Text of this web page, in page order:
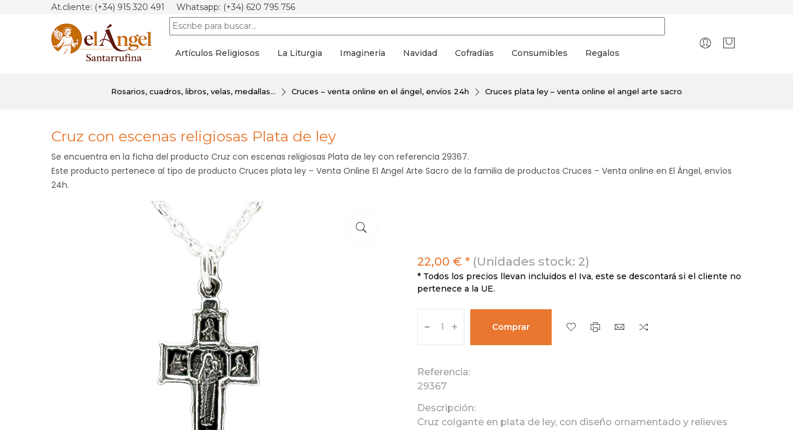
At.cliente: (+34) 915 320 491 Whatsapp: (+34) 620 795 756
Artículos Religiosos La Liturgia Imaginería Navidad Cofradías Consumibles Regalos
Rosarios, cuadros, libros, velas, medallas... Cruces – venta online en el ángel, envíos 24h Cruces plata ley – venta online el angel arte sacro
Cruz con escenas religiosas Plata de ley
Se encuentra en la ficha del producto Cruz con escenas religiosas Plata de ley con referencia 29367.
Este producto pertenece al tipo de producto Cruces plata ley – Venta Online El Angel Arte Sacro de la familia de productos Cruces – Venta online en El Ángel, envíos
24h.
22,00 € * (Unidades stock: 2)
* Todos los precios llevan incluidos el Iva, este se descontará si el cliente no
pertenece a la UE.
- + Comprar
Referencia:
29367
Descripción:
Cruz colgante en plata de ley, con diseño ornamentado y relieves